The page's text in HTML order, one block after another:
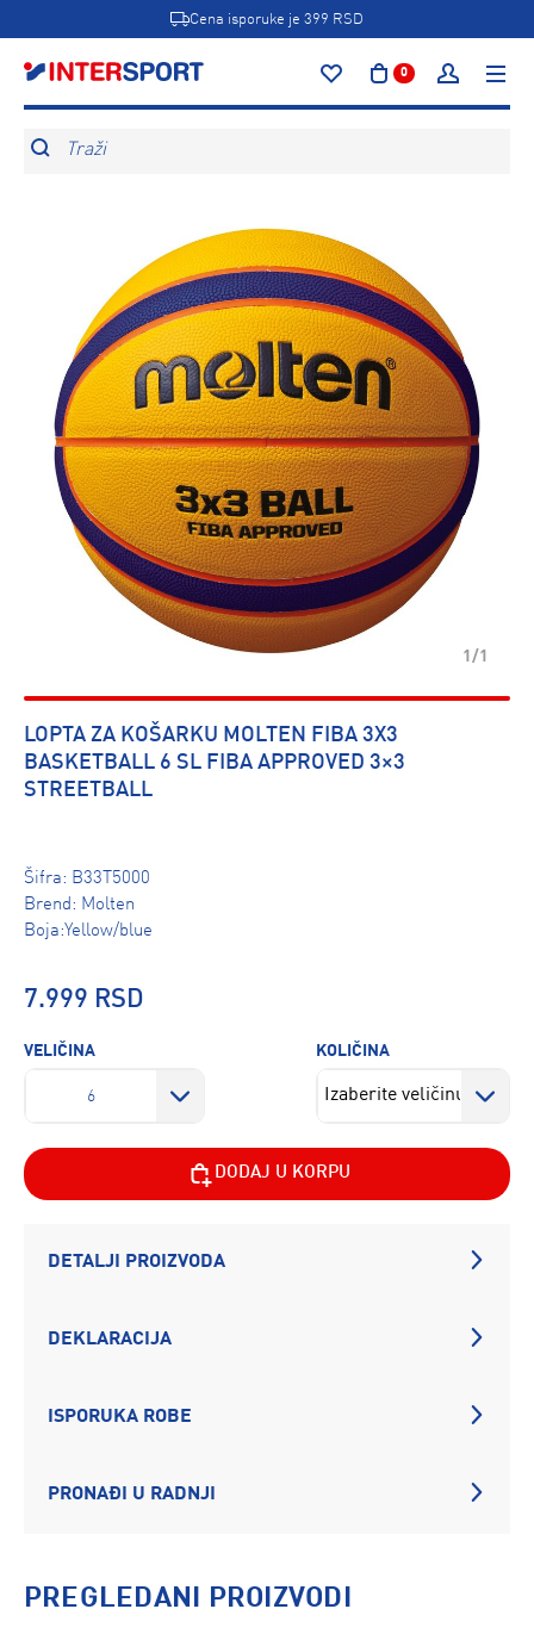
Cena isporuke je 399 RSD
0
Traži
1/1
LOPTA ZA KOŠARKU MOLTEN FIBA 3X3
BASKETBALL 6 SL FIBA APPROVED 3×3
STREETBALL
Šifra: B33T5000
Brend: Molten
Boja:Yellow/blue
7.999 RSD
VELIČINA
6
KOLIČINA
DODAJ U KORPU
DETALJI PROIZVODA
DEKLARACIJA
ISPORUKA ROBE
PRONAĐI U RADNJI
PREGLEDANI PROIZVODI